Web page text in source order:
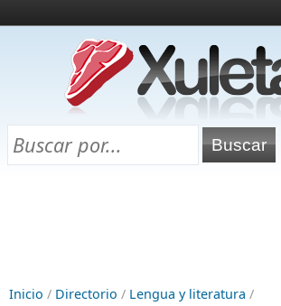
¿Qué es esto?
Directorio
Chuletas para exámenes
Inicio / Directorio / Lengua y literatura /